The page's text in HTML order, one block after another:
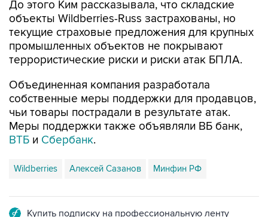
текущие страховые предложения для крупных
промышленных объектов не покрывают
террористические риски и риски атак БПЛА.
Объединенная компания разработала
чьи товары пострадали в результате атак.
Меры поддержки также объявляли ВБ банк,
ВТБ иСбербанк.
Wildberries Алексей Сазанов
Подписаться на рассылку главных новостей сайта